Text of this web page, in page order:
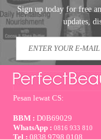
Sign up today for free
updates,
Pesan lewat CS:
BBM : D0B69029
WhatsApp :0816 933 810
Tel :0838 9798 0108